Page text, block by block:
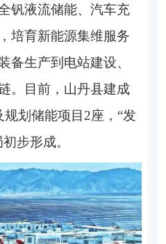
钒液流储能、汽车充
培育新能源集维服务
备生产到电站建设、
。目前，山丹县建成
划储能项目2座，“发
步形成。